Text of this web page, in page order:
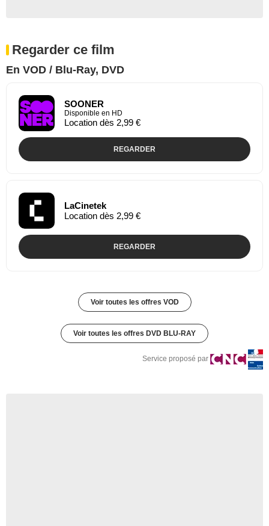
Regarder ce film
En VOD / Blu-Ray, DVD
SOONER
Disponible en HD
Location dès 2,99 €
REGARDER
LaCinetek
Location dès 2,99 €
REGARDER
Voir toutes les offres VOD
Voir toutes les offres DVD BLU-RAY
Service proposé par